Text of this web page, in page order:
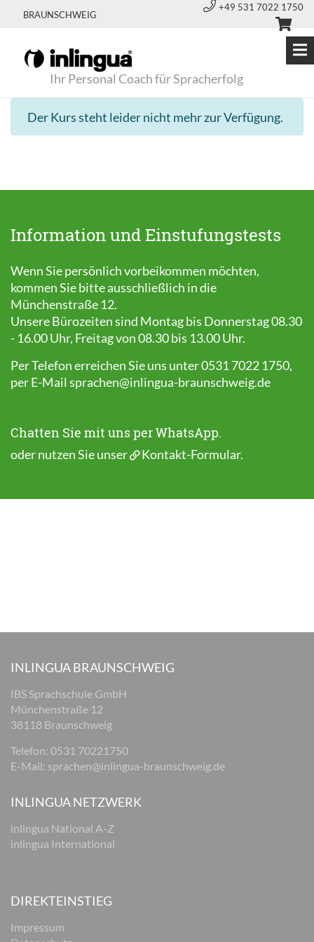
BRAUNSCHWEIG
+49 531 7022 1750
Ihr Personal Coach für Spracherfolg
Der Kurs steht leider nicht mehr zur Verfügung.
Information und Einstufungstests
Wenn Sie persönlich vorbeikommen möchten,
kommen Sie bitte ausschließlich in die
Münchenstraße 12.
Unsere Bürozeiten sind Montag bis Donnerstag 08.30
- 16.00 Uhr, Freitag von 08.30 bis 13.00 Uhr.
Per Telefon erreichen Sie uns unter 0531 7022 1750,
per E-Mail sprachen@inlingua-braunschweig.de
Chatten Sie mit uns per WhatsApp.
oder nutzen Sie unser Kontakt-Formular.
INLINGUA BRAUNSCHWEIG
IBS Sprachschule GmbH
Münchenstraße 12
38118 Braunschweig
Telefon: 0531 70221750
E-Mail: sprachen@inlingua-braunschweig.de
INLINGUA NETZWERK
inlingua National A-Z
inlingua International
DIREKTEINSTIEG
Impressum